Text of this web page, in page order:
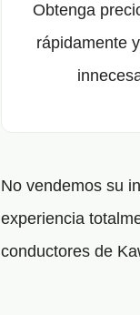
Obtenga
rápidamente
No vendemos su
experiencia
conductores de